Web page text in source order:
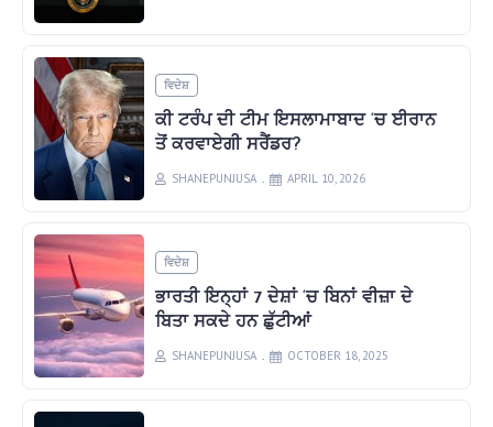
ਵਿਦੇਸ਼
ਕੀ ਟਰੰਪ ਦੀ ਟੀਮ ਇਸਲਾਮਾਬਾਦ ‘ਚ ਈਰਾਨ
ਤੋਂ ਕਰਵਾਏਗੀ ਸਰੈਂਡਰ?
SHANEPUNJUSA APRIL 10, 2026
ਵਿਦੇਸ਼
ਭਾਰਤੀ ਇਨ੍ਹਾਂ 7 ਦੇਸ਼ਾਂ ‘ਚ ਬਿਨਾਂ ਵੀਜ਼ਾ ਦੇ
ਬਿਤਾ ਸਕਦੇ ਹਨ ਛੁੱਟੀਆਂ
SHANEPUNJUSA OCTOBER 18, 2025